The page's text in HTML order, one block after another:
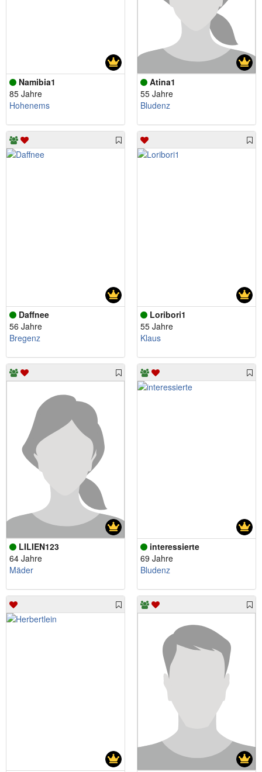
Namibia1
85 Jahre
Hohenems
Atina1
55 Jahre
Bludenz
Daffnee
56 Jahre
Bregenz
Loribori1
55 Jahre
Klaus
LILIEN123
64 Jahre
Mäder
interessierte
69 Jahre
Bludenz